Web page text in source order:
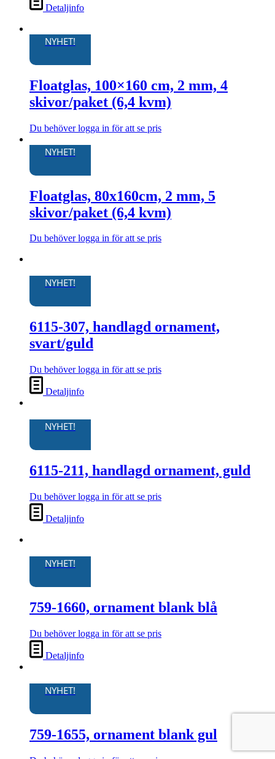
Detaljinfo
NYHET!
Floatglas, 100×160 cm, 2 mm, 4
skivor/paket (6,4 kvm)
Du behöver logga in för att se pris
har
varianter.
De
olika
kan
NYHET!
Floatglas, 80x160cm, 2 mm, 5
skivor/paket (6,4 kvm)
Du behöver logga in för att se pris
varianter.
olika
alternativen
kan
på
produktsidan
NYHET!
6115-307, handlagd ornament,
svart/guld
Du behöver logga in för att se pris
Detaljinfo
NYHET!
6115-211, handlagd ornament, guld
Du behöver logga in för att se pris
Detaljinfo
NYHET!
759-1660, ornament blank blå
Du behöver logga in för att se pris
Detaljinfo
NYHET!
759-1655, ornament blank gul